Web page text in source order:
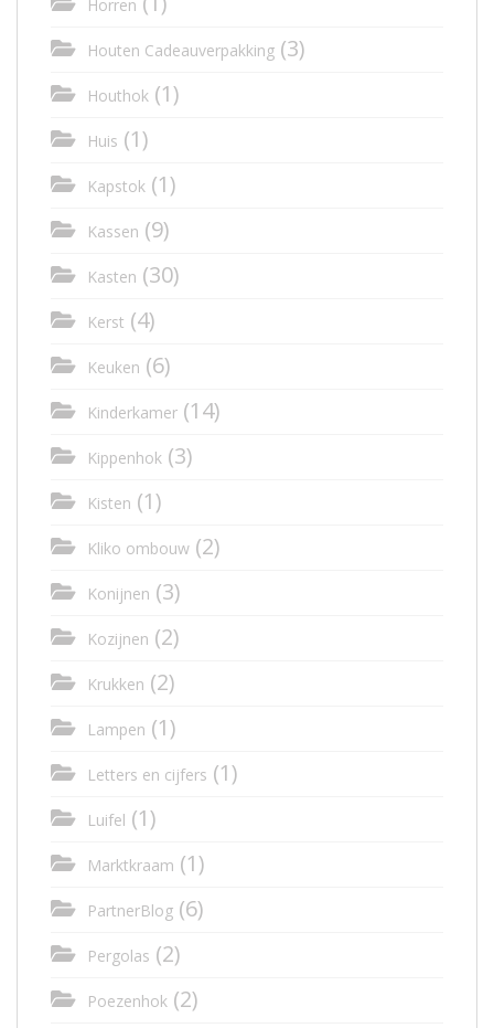
Horren
Houten Cadeauverpakking (3)
Houthok (1)
Huis (1)
Kapstok (1)
Kassen (9)
Kasten (30)
Kerst (4)
Keuken (6)
Kinderkamer (14)
Kippenhok (3)
Kisten (1)
Kliko ombouw (2)
Konijnen (3)
Kozijnen (2)
Krukken (2)
Lampen (1)
Letters en cijfers (1)
Luifel (1)
Marktkraam (1)
PartnerBlog (6)
Pergolas (2)
Poezenhok (2)